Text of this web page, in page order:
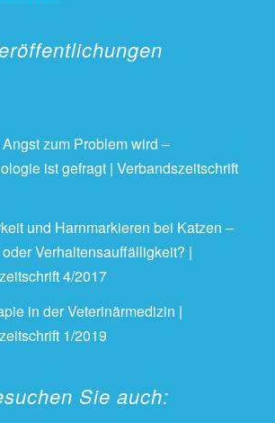
zum Problem wird –
ist gefragt | Verbandszeitschrift
und Harnmarkieren bei Katzen –
Verhaltensauffälligkeit? |
4/2017
in der Veterinärmedizin |
1/2019
Sie auch: